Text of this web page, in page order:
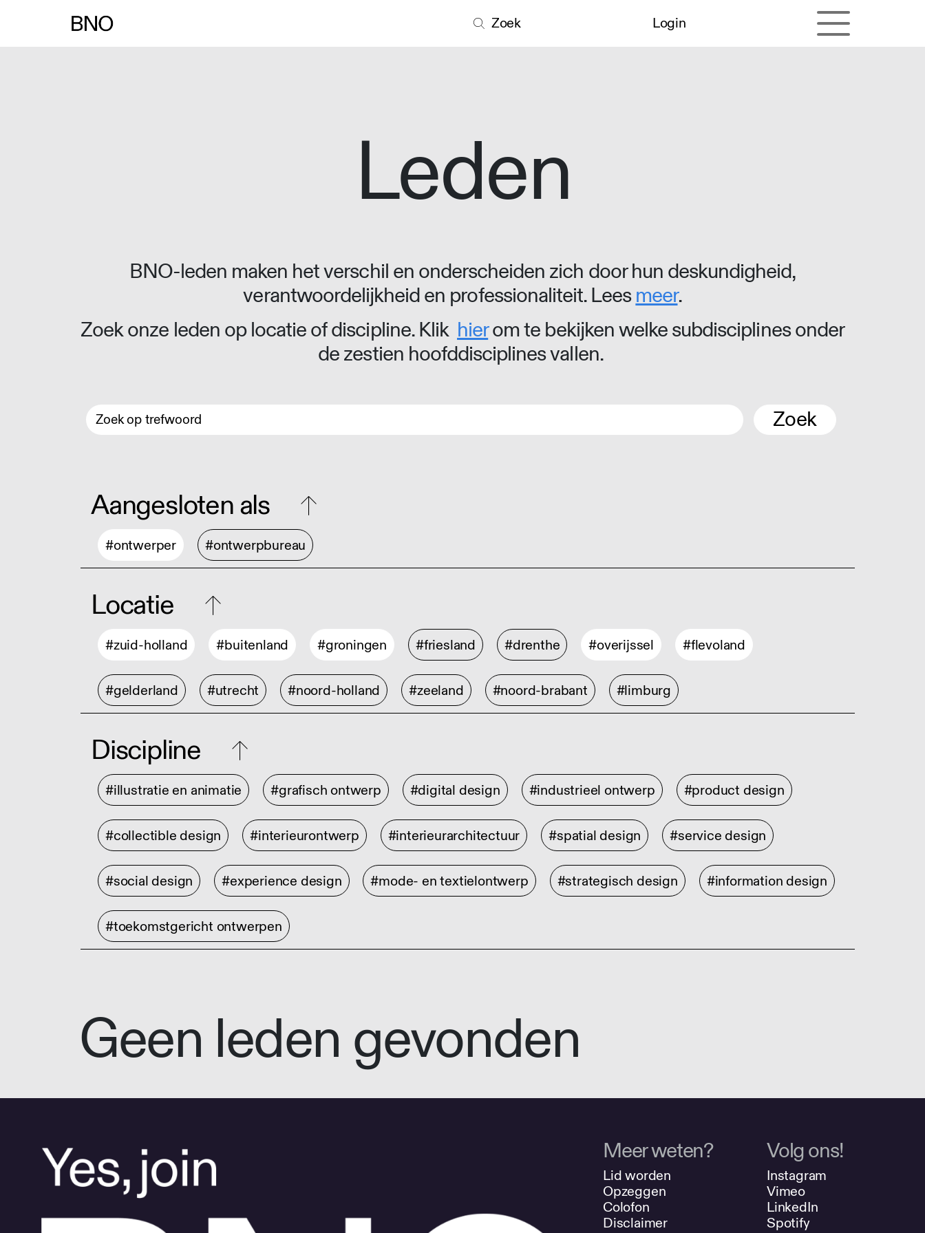
Zoek Login
Leden
BNO-leden maken het verschil en onderscheiden zich door hun deskundigheid,
verantwoordelijkheid en professionaliteit. Leesmeer.
Zoek onze leden op locatie of discipline. Klik hierom te bekijken welke subdisciplines onder
de zestien hoofddisciplines vallen.
Zoek
Aangesloten als
#ontwerper #ontwerpbureau
Locatie
#zuid-holland #buitenland #groningen #friesland #drenthe #overijssel #flevoland
#gelderland #utrecht #noord-holland #zeeland #noord-brabant #limburg
Discipline
#illustratie en animatie #grafisch ontwerp #digital design #industrieel ontwerp #product design
#collectible design #interieurontwerp #interieurarchitectuur #spatial design #service design
#social design #experience design #mode- en textielontwerp #strategisch design #information design
#toekomstgericht ontwerpen
Geen leden gevonden
Meer weten?
Lid worden
Opzeggen
Colofon
Disclaimer
Volg ons!
Instagram
Vimeo
LinkedIn
Spotify